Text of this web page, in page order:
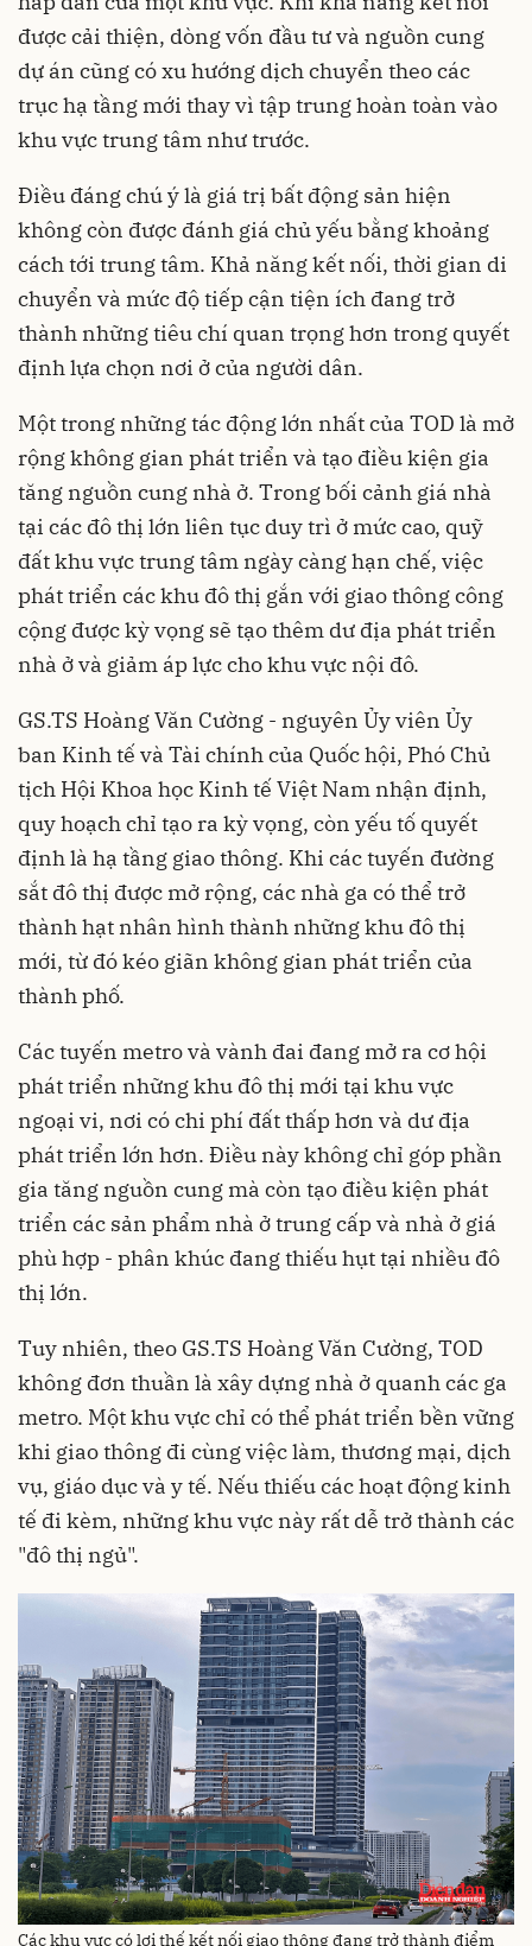
được cải thiện, dòng vốn đầu tư và nguồn cung
dự án cũng có xu hướng dịch chuyển theo các
trục hạ tầng mới thay vì tập trung hoàn toàn vào
khu vực trung tâm như trước.
Điều đáng chú ý là giá trị bất động sản hiện
không còn được đánh giá chủ yếu bằng khoảng
cách tới trung tâm. Khả năng kết nối, thời gian di
chuyển và mức độ tiếp cận tiện ích đang trở
thành những tiêu chí quan trọng hơn trong quyết
định lựa chọn nơi ở của người dân.
Một trong những tác động lớn nhất của TOD là mở
rộng không gian phát triển và tạo điều kiện gia
tăng nguồn cung nhà ở. Trong bối cảnh giá nhà
tại các đô thị lớn liên tục duy trì ở mức cao, quỹ
đất khu vực trung tâm ngày càng hạn chế, việc
phát triển các khu đô thị gắn với giao thông công
cộng được kỳ vọng sẽ tạo thêm dư địa phát triển
nhà ở và giảm áp lực cho khu vực nội đô.
GS.TS Hoàng Văn Cường - nguyên Ủy viên Ủy
ban Kinh tế và Tài chính của Quốc hội, Phó Chủ
tịch Hội Khoa học Kinh tế Việt Nam nhận định,
quy hoạch chỉ tạo ra kỳ vọng, còn yếu tố quyết
định là hạ tầng giao thông. Khi các tuyến đường
sắt đô thị được mở rộng, các nhà ga có thể trở
thành hạt nhân hình thành những khu đô thị
mới, từ đó kéo giãn không gian phát triển của
thành phố.
Các tuyến metro và vành đai đang mở ra cơ hội
phát triển những khu đô thị mới tại khu vực
ngoại vi, nơi có chi phí đất thấp hơn và dư địa
phát triển lớn hơn. Điều này không chỉ góp phần
gia tăng nguồn cung mà còn tạo điều kiện phát
triển các sản phẩm nhà ở trung cấp và nhà ở giá
phù hợp - phân khúc đang thiếu hụt tại nhiều đô
thị lớn.
Tuy nhiên, theo GS.TS Hoàng Văn Cường, TOD
không đơn thuần là xây dựng nhà ở quanh các ga
metro. Một khu vực chỉ có thể phát triển bền vững
khi giao thông đi cùng việc làm, thương mại, dịch
vụ, giáo dục và y tế. Nếu thiếu các hoạt động kinh
tế đi kèm, những khu vực này rất dễ trở thành các
"đô thị ngủ".
Các khu vực có lợi thế kết nối giao thông đang trở thành điểm